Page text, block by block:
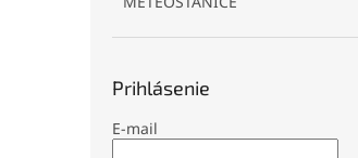
Prihlásenie
E-mail